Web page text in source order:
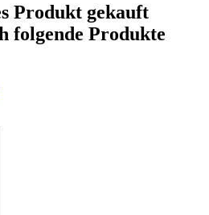
Produkt gekauft
folgende Produkte